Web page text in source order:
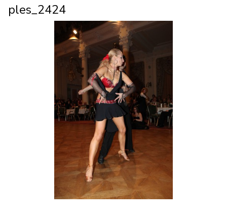
ples_2424